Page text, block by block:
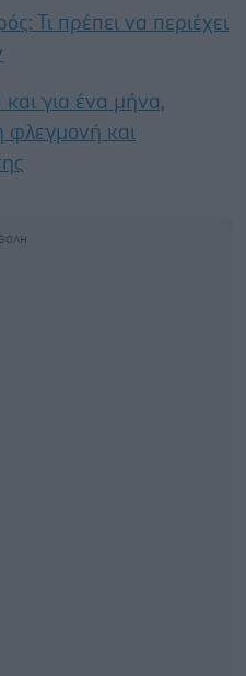
Τι πρέπει να περιέχει
για ένα μήνα,
φλεγμονή και